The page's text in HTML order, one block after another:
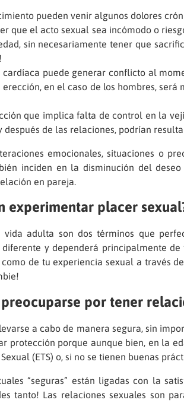
pueden venir algunos dolores
que el acto sexual sea incómodo o
sin necesariamente tener que
puede generar conflicto al
en el caso de los hombres,
que implica falta de control en la
de las relaciones, podrían
emocionales, situaciones o
inciden en la disminución del
en pareja.
experimentar placer
vida adulta son dos términos que
y dependerá principalmente
de tu experiencia sexual a través
por tener
a cabo de manera segura, sin
protección porque aunque bien, en la
(ETS) o, si no se tienen buenas
“seguras” están ligadas con la
tanto! Las relaciones sexuales son